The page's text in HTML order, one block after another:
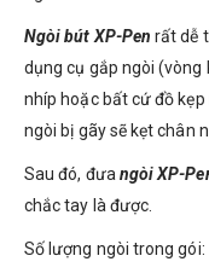
Ngòi bút XP-Pen rất dễ
dụng cụ gắp ngòi (vòng
nhíp hoặc bất cứ đồ
ngòi bị gãy sẽ kẹt chân
Sau đó, đưa ngòi XP-
chắc tay là được.
Số lượng ngòi trong gói: